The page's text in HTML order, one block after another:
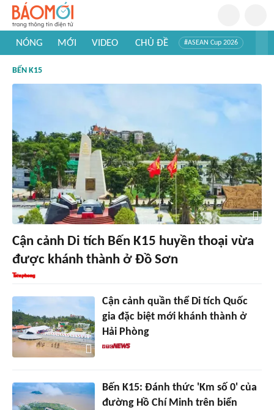
NÓNG MỚI VIDEO CHỦ ĐỀ #ASEAN Cup 2026
#Khám phá thế giới
BẾN K15
Cận cảnh Di tích Bến K15 huyền thoại vừa
được khánh thành ở Đồ Sơn
Cận cảnh quần thể Di tích Quốc
gia đặc biệt mới khánh thành ở
Hải Phòng
Bến K15: Đánh thức 'Km số 0' của
đường Hồ Chí Minh trên biển